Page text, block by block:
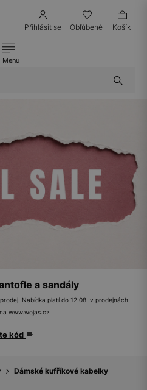
Přihlásit se Obľúbené Košík
Menu
a sandály
Nabídka platí do 12.08. v prodejnách
www.wojas.cz
kód
Dámské kufříkové kabelky